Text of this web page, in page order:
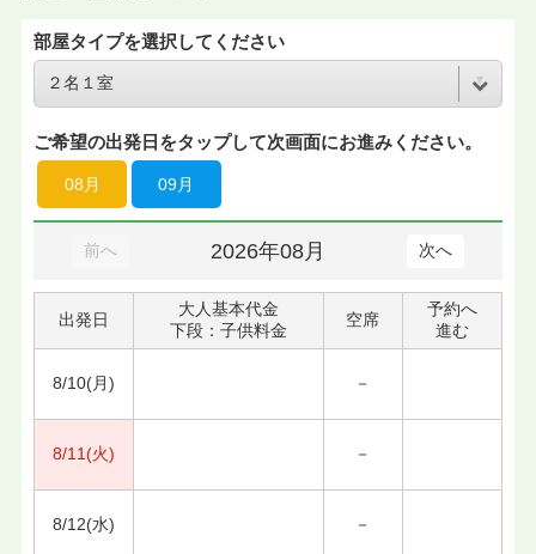
部屋タイプを選択してください
ご希望の出発日をタップして次画面にお進みください。
08月 09月
前へ 2026年08月 次へ
出発日
大人基本代金
下段：子供料金
空席
予約へ
進む
8/10(月) －
8/11(火) －
8/12(水) －